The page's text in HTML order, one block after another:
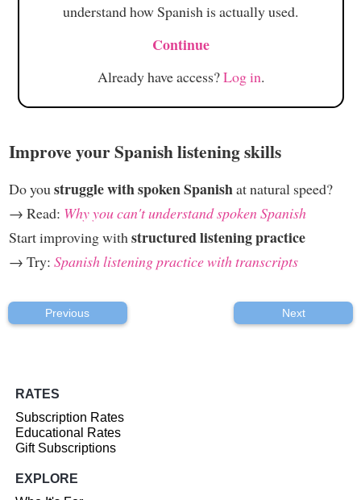
understand how Spanish is actually used.
Continue
Already have access?Log in.
Improve your Spanish listening skills
Do you struggle with spoken Spanishat natural speed?
→ Read: Why you can't understand spoken Spanish
Start improving with structured listening practice
→ Try: Spanish listening practice with transcripts
Previous Next
RATES
Subscription Rates
Educational Rates
Gift Subscriptions
EXPLORE